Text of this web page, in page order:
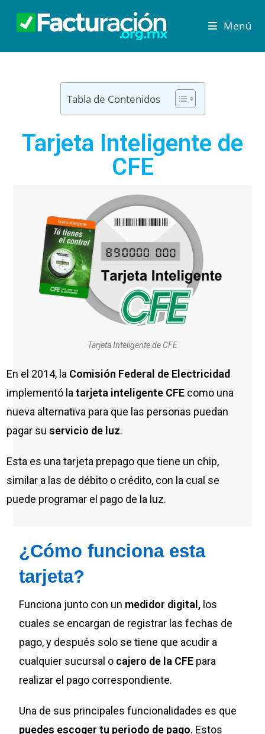
Menú
Tabla de Contenidos
Tarjeta Inteligente de
CFE
Tarjeta Inteligente de CFE
En el 2014, la Comisión Federal de Electricidad
implementó latarjeta inteligente CFE como una
nueva alternativa para que las personas puedan
pagar suservicio de luz.
Esta es una tarjeta prepago que tiene un chip,
similar a las de débito o crédito, con la cual se
puede programar el pago de la luz.
¿Cómo funciona esta
tarjeta?
Funciona junto con un medidor digital, los
cuales se encargan de registrar las fechas de
pago, y después solo se tiene que acudir a
cualquier sucursal o cajero de la CFE para
realizar el pago correspondiente.
Una de sus principales funcionalidades es que
puedes escoger tu periodo de pago. Estos